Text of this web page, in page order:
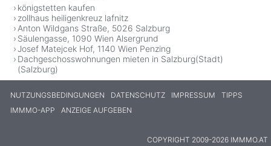
königstetten kaufen
zollhaus heiligenkreuz lafnitz
Anton Wildgans Straße, 5026 Salzburg
Säulengasse, 1090 Wien Alsergrund
Josef Matejcek Hof, 1140 Wien Penzing
Dachgeschosswohnungen mieten in Salzburg(Stadt)
(Salzburg)
NUTZUNGSBEDINGUNGEN DATENSCHUTZ IMPRESSUM
TIPPS
IMMMO-APP
ANZEIGE AUFGEBEN
COPYRIGHT 2009-2026 IMMMO.AT